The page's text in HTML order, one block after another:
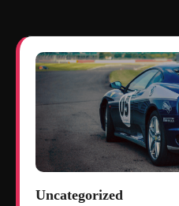
Uncategorized